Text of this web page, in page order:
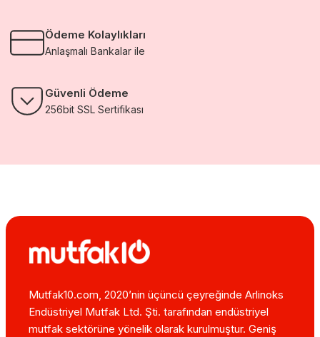
Ödeme Kolaylıkları
Anlaşmalı Bankalar ile
Güvenli Ödeme
256bit SSL Sertifikası
Mutfak10.com, 2020’nin üçüncü çeyreğinde Arlinoks
Endüstriyel Mutfak Ltd. Şti. tarafından endüstriyel
mutfak sektörüne yönelik olarak kurulmuştur. Geniş